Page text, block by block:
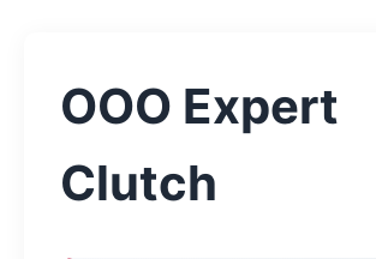
ООО Expert
Clutch